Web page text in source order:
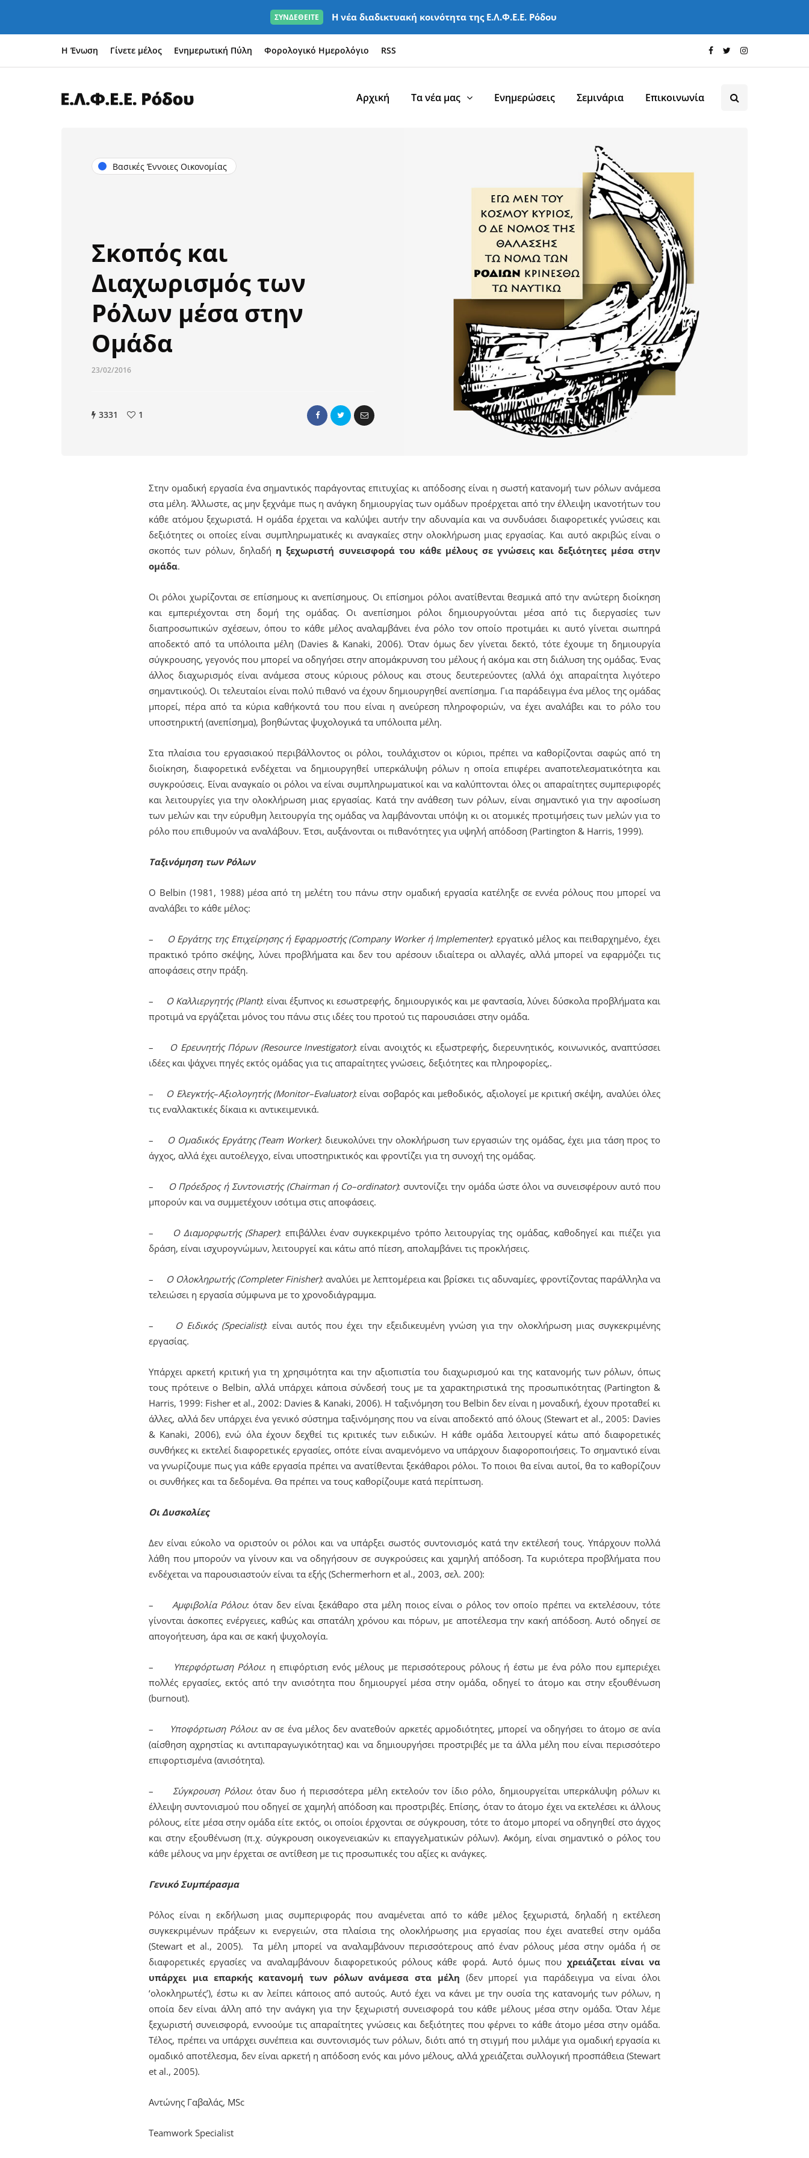
ΣΥΝΔΕΘΕΙΤΕ Η νέα διαδικτυακή κοινότητα της Ε.Λ.Φ.Ε.Ε. Ρόδου
Η Ένωση Γίνετε μέλος Ενημερωτική Πύλη Φορολογικό Ημερολόγιο RSS
Αρχική Τα νέα μας Ενημερώσεις Σεμινάρια Επικοινωνία
Βασικές Έννοιες Οικονομίας
Σκοπός και
Διαχωρισμός των
Ρόλων μέσα στην
Ομάδα
23/02/2016
3331 1
Στην ομαδική εργασία ένα σημαντικός παράγοντας επιτυχίας κι απόδοσης είναι η σωστή κατανομή των ρόλων ανάμεσα
στα μέλη. Άλλωστε, ας μην ξεχνάμε πως η ανάγκη δημιουργίας των ομάδων προέρχεται από την έλλειψη ικανοτήτων του
κάθε ατόμου ξεχωριστά. Η ομάδα έρχεται να καλύψει αυτήν την αδυναμία και να συνδυάσει διαφορετικές γνώσεις και
δεξιότητες οι οποίες είναι συμπληρωματικές κι αναγκαίες στην ολοκλήρωση μιας εργασίας. Και αυτό ακριβώς είναι ο
σκοπός των ρόλων, δηλαδή η ξεχωριστή συνεισφορά του κάθε μέλους σε γνώσεις και δεξιότητες μέσα στην
ομάδα.
Οι ρόλοι χωρίζονται σε επίσημους κι ανεπίσημους. Οι επίσημοι ρόλοι ανατίθενται θεσμικά από την ανώτερη διοίκηση
και εμπεριέχονται στη δομή της ομάδας. Οι ανεπίσημοι ρόλοι δημιουργούνται μέσα από τις διεργασίες των
διαπροσωπικών σχέσεων, όπου το κάθε μέλος αναλαμβάνει ένα ρόλο τον οποίο προτιμάει κι αυτό γίνεται σιωπηρά
αποδεκτό από τα υπόλοιπα μέλη (Davies & Kanaki, 2006). Όταν όμως δεν γίνεται δεκτό, τότε έχουμε τη δημιουργία
σύγκρουσης, γεγονός που μπορεί να οδηγήσει στην απομάκρυνση του μέλους ή ακόμα και στη διάλυση της ομάδας. Ένας
άλλος διαχωρισμός είναι ανάμεσα στους κύριους ρόλους και στους δευτερεύοντες (αλλά όχι απαραίτητα λιγότερο
σημαντικούς). Οι τελευταίοι είναι πολύ πιθανό να έχουν δημιουργηθεί ανεπίσημα. Για παράδειγμα ένα μέλος της ομάδας
μπορεί, πέρα από τα κύρια καθήκοντά του που είναι η ανεύρεση πληροφοριών, να έχει αναλάβει και το ρόλο του
υποστηρικτή (ανεπίσημα), βοηθώντας ψυχολογικά τα υπόλοιπα μέλη.
Στα πλαίσια του εργασιακού περιβάλλοντος οι ρόλοι, τουλάχιστον οι κύριοι, πρέπει να καθορίζονται σαφώς από τη
διοίκηση, διαφορετικά ενδέχεται να δημιουργηθεί υπερκάλυψη ρόλων η οποία επιφέρει αναποτελεσματικότητα και
συγκρούσεις. Είναι αναγκαίο οι ρόλοι να είναι συμπληρωματικοί και να καλύπτονται όλες οι απαραίτητες συμπεριφορές
και λειτουργίες για την ολοκλήρωση μιας εργασίας. Κατά την ανάθεση των ρόλων, είναι σημαντικό για την αφοσίωση
των μελών και την εύρυθμη λειτουργία της ομάδας να λαμβάνονται υπόψη κι οι ατομικές προτιμήσεις των μελών για το
ρόλο που επιθυμούν να αναλάβουν. Έτσι, αυξάνονται οι πιθανότητες για υψηλή απόδοση (Partington & Harris, 1999).
Ταξινόμηση των Ρόλων
Ο Belbin (1981, 1988) μέσα από τη μελέτη του πάνω στην ομαδική εργασία κατέληξε σε εννέα ρόλους που μπορεί να
αναλάβει το κάθε μέλος:
– Ο Εργάτης της Επιχείρησης ή Εφαρμοστής (Company Worker ή Implementer): εργατικό μέλος και πειθαρχημένο, έχει
πρακτικό τρόπο σκέψης, λύνει προβλήματα και δεν του αρέσουν ιδιαίτερα οι αλλαγές, αλλά μπορεί να εφαρμόζει τις
αποφάσεις στην πράξη.
– Ο Καλλιεργητής (Plant): είναι έξυπνος κι εσωστρεφής, δημιουργικός και με φαντασία, λύνει δύσκολα προβλήματα και
προτιμά να εργάζεται μόνος του πάνω στις ιδέες του προτού τις παρουσιάσει στην ομάδα.
– Ο Ερευνητής Πόρων (Resource Investigator): είναι ανοιχτός κι εξωστρεφής, διερευνητικός, κοινωνικός, αναπτύσσει
ιδέες και ψάχνει πηγές εκτός ομάδας για τις απαραίτητες γνώσεις, δεξιότητες και πληροφορίες,.
– Ο Ελεγκτής–Αξιολογητής (Monitor–Evaluator): είναι σοβαρός και μεθοδικός, αξιολογεί με κριτική σκέψη, αναλύει όλες
τις εναλλακτικές δίκαια κι αντικειμενικά.
– Ο Ομαδικός Εργάτης (Team Worker): διευκολύνει την ολοκλήρωση των εργασιών της ομάδας, έχει μια τάση προς το
άγχος, αλλά έχει αυτοέλεγχο, είναι υποστηρικτικός και φροντίζει για τη συνοχή της ομάδας.
– Ο Πρόεδρος ή Συντονιστής (Chairman ή Co–ordinator): συντονίζει την ομάδα ώστε όλοι να συνεισφέρουν αυτό που
μπορούν και να συμμετέχουν ισότιμα στις αποφάσεις.
– Ο Διαμορφωτής (Shaper): επιβάλλει έναν συγκεκριμένο τρόπο λειτουργίας της ομάδας, καθοδηγεί και πιέζει για
δράση, είναι ισχυρογνώμων, λειτουργεί και κάτω από πίεση, απολαμβάνει τις προκλήσεις.
– Ο Ολοκληρωτής (Completer Finisher): αναλύει με λεπτομέρεια και βρίσκει τις αδυναμίες, φροντίζοντας παράλληλα να
τελειώσει η εργασία σύμφωνα με το χρονοδιάγραμμα.
– Ο Ειδικός (Specialist): είναι αυτός που έχει την εξειδικευμένη γνώση για την ολοκλήρωση μιας συγκεκριμένης
εργασίας.
Υπάρχει αρκετή κριτική για τη χρησιμότητα και την αξιοπιστία του διαχωρισμού και της κατανομής των ρόλων, όπως
τους πρότεινε ο Belbin, αλλά υπάρχει κάποια σύνδεσή τους με τα χαρακτηριστικά της προσωπικότητας (Partington &
Harris, 1999: Fisher et al., 2002: Davies & Kanaki, 2006). Η ταξινόμηση του Belbin δεν είναι η μοναδική, έχουν προταθεί κι
άλλες, αλλά δεν υπάρχει ένα γενικό σύστημα ταξινόμησης που να είναι αποδεκτό από όλους (Stewart et al., 2005: Davies
& Kanaki, 2006), ενώ όλα έχουν δεχθεί τις κριτικές των ειδικών. Η κάθε ομάδα λειτουργεί κάτω από διαφορετικές
συνθήκες κι εκτελεί διαφορετικές εργασίες, οπότε είναι αναμενόμενο να υπάρχουν διαφοροποιήσεις. Το σημαντικό είναι
να γνωρίζουμε πως για κάθε εργασία πρέπει να ανατίθενται ξεκάθαροι ρόλοι. Το ποιοι θα είναι αυτοί, θα το καθορίζουν
οι συνθήκες και τα δεδομένα. Θα πρέπει να τους καθορίζουμε κατά περίπτωση.
Οι Δυσκολίες
Δεν είναι εύκολο να οριστούν οι ρόλοι και να υπάρξει σωστός συντονισμός κατά την εκτέλεσή τους. Υπάρχουν πολλά
λάθη που μπορούν να γίνουν και να οδηγήσουν σε συγκρούσεις και χαμηλή απόδοση. Τα κυριότερα προβλήματα που
ενδέχεται να παρουσιαστούν είναι τα εξής (Schermerhorn et al., 2003, σελ. 200):
– Αμφιβολία Ρόλου: όταν δεν είναι ξεκάθαρο στα μέλη ποιος είναι ο ρόλος τον οποίο πρέπει να εκτελέσουν, τότε
γίνονται άσκοπες ενέργειες, καθώς και σπατάλη χρόνου και πόρων, με αποτέλεσμα την κακή απόδοση. Αυτό οδηγεί σε
απογοήτευση, άρα και σε κακή ψυχολογία.
– Υπερφόρτωση Ρόλου: η επιφόρτιση ενός μέλους με περισσότερους ρόλους ή έστω με ένα ρόλο που εμπεριέχει
πολλές εργασίες, εκτός από την ανισότητα που δημιουργεί μέσα στην ομάδα, οδηγεί το άτομο και στην εξουθένωση
(burnout).
– Υποφόρτωση Ρόλου: αν σε ένα μέλος δεν ανατεθούν αρκετές αρμοδιότητες, μπορεί να οδηγήσει το άτομο σε ανία
(αίσθηση αχρηστίας κι αντιπαραγωγικότητας) και να δημιουργήσει προστριβές με τα άλλα μέλη που είναι περισσότερο
επιφορτισμένα (ανισότητα).
– Σύγκρουση Ρόλου: όταν δυο ή περισσότερα μέλη εκτελούν τον ίδιο ρόλο, δημιουργείται υπερκάλυψη ρόλων κι
έλλειψη συντονισμού που οδηγεί σε χαμηλή απόδοση και προστριβές. Επίσης, όταν το άτομο έχει να εκτελέσει κι άλλους
ρόλους, είτε μέσα στην ομάδα είτε εκτός, οι οποίοι έρχονται σε σύγκρουση, τότε το άτομο μπορεί να οδηγηθεί στο άγχος
και στην εξουθένωση (π.χ. σύγκρουση οικογενειακών κι επαγγελματικών ρόλων). Ακόμη, είναι σημαντικό ο ρόλος του
κάθε μέλους να μην έρχεται σε αντίθεση με τις προσωπικές του αξίες κι ανάγκες.
Γενικό Συμπέρασμα
Ρόλος είναι η εκδήλωση μιας συμπεριφοράς που αναμένεται από το κάθε μέλος ξεχωριστά, δηλαδή η εκτέλεση
συγκεκριμένων πράξεων κι ενεργειών, στα πλαίσια της ολοκλήρωσης μια εργασίας που έχει ανατεθεί στην ομάδα
(Stewart et al., 2005). Τα μέλη μπορεί να αναλαμβάνουν περισσότερους από έναν ρόλους μέσα στην ομάδα ή σε
διαφορετικές εργασίες να αναλαμβάνουν διαφορετικούς ρόλους κάθε φορά. Αυτό όμως που χρειάζεται είναι να
υπάρχει μια επαρκής κατανομή των ρόλων ανάμεσα στα μέλη (δεν μπορεί για παράδειγμα να είναι όλοι
‘ολοκληρωτές’), έστω κι αν λείπει κάποιος από αυτούς. Αυτό έχει να κάνει με την ουσία της κατανομής των ρόλων, η
οποία δεν είναι άλλη από την ανάγκη για την ξεχωριστή συνεισφορά του κάθε μέλους μέσα στην ομάδα. Όταν λέμε
ξεχωριστή συνεισφορά, εννοούμε τις απαραίτητες γνώσεις και δεξιότητες που φέρνει το κάθε άτομο μέσα στην ομάδα.
Τέλος, πρέπει να υπάρχει συνέπεια και συντονισμός των ρόλων, διότι από τη στιγμή που μιλάμε για ομαδική εργασία κι
ομαδικό αποτέλεσμα, δεν είναι αρκετή η απόδοση ενός και μόνο μέλους, αλλά χρειάζεται συλλογική προσπάθεια (Stewart
et al., 2005).
Αντώνης Γαβαλάς, MSc
Teamwork Specialist